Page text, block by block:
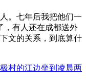
。七年后我把他们一
，有人还在成都送外
文的关系，到底算什
村的江边坐到凌晨两